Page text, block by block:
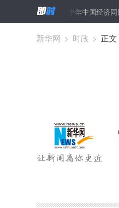
上半年中国经济同比增长
新华网 > 时政 > 正文